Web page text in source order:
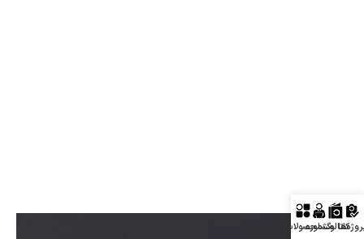
کاتالوگمشاوره
محصولات